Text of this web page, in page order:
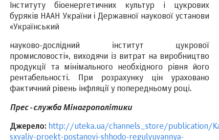
Інституту біоенергетичних культур і цукрових
буряків НААН України і Державної наукової установи
«Український
науково-дослідний інститут цукрової
промисловості», виходячи із витрат на виробництво
продукції та мінімального необхідного рівня його
рентабельності. При розрахунку цін ураховано
фактичний рівень інфляції у попередньому році.
Прес-службаМінагрополітики
Джерело: http://uteka.ua/channels_store/publication/
sxvaliv-proekt-postanovi-shhodo-regulyuvannya-